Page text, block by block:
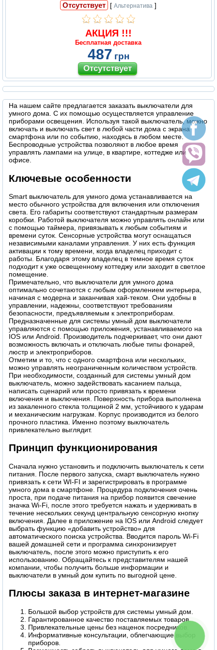
Отсутствует [Альтернатива ]
АКЦИЯ !!!
Бесплатная доставка
487 грн
На нашем сайте предлагается заказать выключатели для
умного дома. С их помощью осуществляется управление
приборами освещения. Используя такой выключатель, можно
включать и выключать свет в любой части дома с экрана
смартфона или по событию, находясь в любом месте.
Беспроводные устройства позволяют в любое время
управлять лампами на улице, в квартире, коттедже или
офисе.
Ключевые особенности
Smart выключатель для умного дома устанавливается на
место обычного устройства для включения или отключения
света. Его габариты соответствуют стандартным размерам
коробки. Работой выключателя можно управлять онлайн или
с помощью таймера, привязывать к любым событиям и
времени суток. Сенсорные устройства могут оснащаться
независимыми каналами управления. У них есть функция
активации к тому времени, когда владелец приходит с
работы. Благодаря этому владелец в темное время суток
подходит к уже освещенному коттеджу или заходит в светлое
помещение.
Примечательно, что выключатели для умного дома
оптимально сочетаются с любым оформлением интерьера,
начиная с модерна и заканчивая хай-теком. Они удобны в
управлении, надежны, соответствуют требованиям
безопасности, предъявляемым к электроприборам.
Предназначенные для системы умный дом выключатели
управляются с помощью приложения, устанавливаемого на
IOS или Android. Производитель подчеркивает, что они дают
возможность включать и отключать любые типы фонарей,
люстр и электроприборов.
Отметим и то, что с одного смартфона или нескольких,
можно управлять неограниченным количеством устройств.
При необходимости, созданный для системы умный дом
выключатель, можно задействовать касанием пальца,
написать сценарий или просто привязать к времени
включения и выключения. Поверхность прибора выполнена
из закаленного стекла толщиной 2 мм, устойчивого к ударам
и механическим нагрузкам. Корпус производится из белого
прочного пластика. Именно поэтому выключатель
привлекательно выглядит.
Принцип функционирования
Сначала нужно установить и подключить выключатель к сети
питания. После первого запуска, смарт выключатель нужно
привязать к сети WI-FI и зарегистрировать в программе
умного дома в смартфоне. Процедура подключения очень
проста, при подаче питания на прибор появится свечение
значка Wi-Fi, после этого требуется нажать и удерживать в
течение нескольких секунд центральную сенсорную кнопку
включения. Далее в приложение на IOS или Android следует
выбрать функцию «добавить устройство» для
автоматического поиска устройства. Вводится пароль Wi-Fi
вашей домашней сети и программа синхронизирует
выключатель, после этого можно приступить к его
использованию. Обращайтесь к представителям нашей
компании, чтобы получить больше информации и
выключатели в умный дом купить по выгодной цене.
Плюсы заказа в интернет-магазине
Большой выбор устройств для системы умный дом.
Гарантированное качество поставляемых товаров.
Привлекательные цены без наценок посредников.
Информативные консультации, облегчающие выбор
приборов.